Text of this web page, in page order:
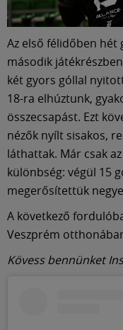
Az első félidőben hét
második
két gyors góllal
18-ra elhúztunk,
összecsapást. Ezt
nézők nyílt sisakos,
láthattak. Már csak
különbség: végül 15
megerősítettük
A következő
Veszprém
Kövess bennünket